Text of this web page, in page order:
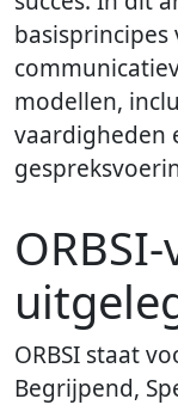
basisprincipes
modellen,
vaardigheden
ORBSI staat
Begrijpend,